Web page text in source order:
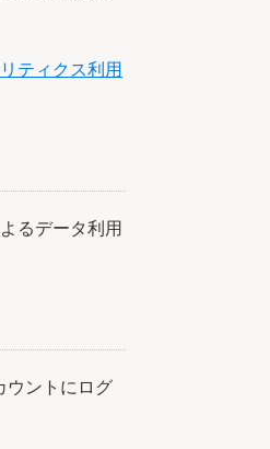
ティクス利用
るデータ利用
ウントにログ